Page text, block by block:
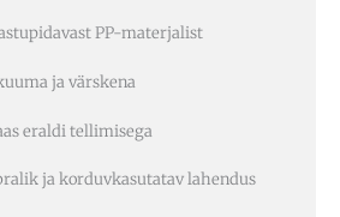
PP-materjalist
ja värskena
eraldi tellimisega
ja korduvkasutatav lahendus